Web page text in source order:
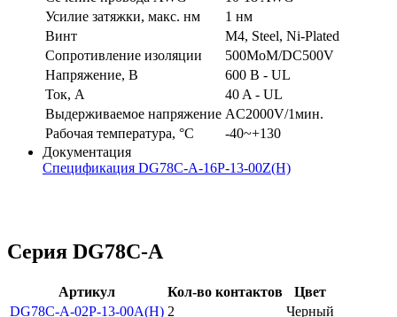
Усилие затяжки, макс. нм
1 нм
Винт
M4, Steel, Ni-Plated
Сопротивление изоляции
500MoM/DC500V
Напряжение, В
600 В - UL
Ток, А
40 A - UL
Выдерживаемое напряжение AC2000V/1мин.
Рабочая температура, °C
-40~+130
Документация
Спецификация DG78C-A-16P-13-00Z(H)
Серия DG78C-A
Артикул Кол-во контактов
Цвет
DG78C-A-02P-13-00A(H) 2 Черный